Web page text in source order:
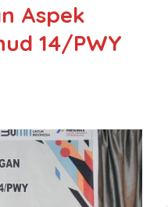
Aspek
14/PWY